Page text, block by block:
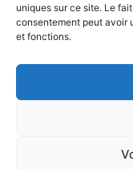
uniques sur ce site. Le
consentement peut avoir
et fonctions.
Copyright © 2017